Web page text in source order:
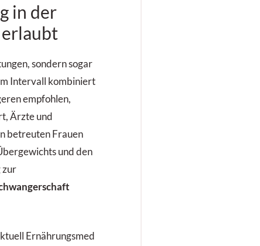
in der
sondern sogar
Intervall kombiniert
empfohlen,
Ärzte und
betreuten Frauen
und den
zur
Ernährungsmed